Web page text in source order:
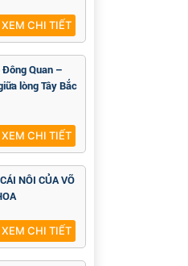
XEM CHI TIẾT
Quan –
lòng Tây Bắc
XEM CHI TIẾT
NÔI CỦA VÕ
XEM CHI TIẾT